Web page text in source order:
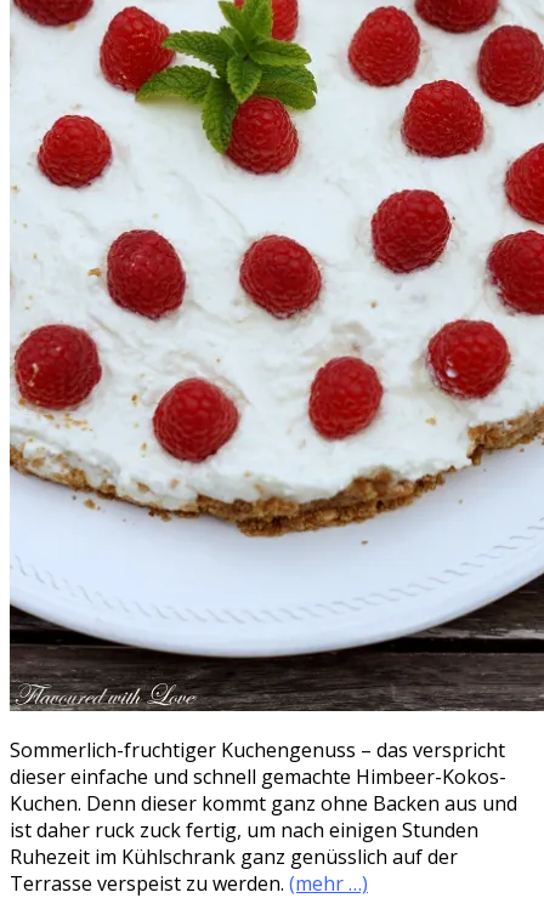
Sommerlich-fruchtiger Kuchengenuss – das verspricht
dieser einfache und schnell gemachte Himbeer-Kokos-
Kuchen. Denn dieser kommt ganz ohne Backen aus und
ist daher ruck zuck fertig, um nach einigen Stunden
Ruhezeit im Kühlschrank ganz genüsslich auf der
Terrasse verspeist zu werden. (mehr …)